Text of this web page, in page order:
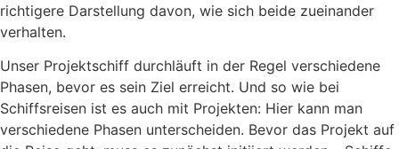
richtigere Darstellung davon, wie sich beide zueinander
verhalten.
Unser Projektschiff durchläuft in der Regel verschiedene
Phasen, bevor es sein Ziel erreicht. Und so wie bei
Schiffsreisen ist es auch mit Projekten: Hier kann man
verschiedene Phasen unterscheiden. Bevor das Projekt auf